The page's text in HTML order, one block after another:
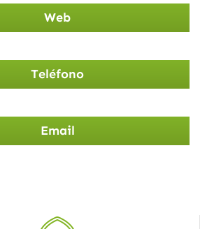
Web
Teléfono
Email